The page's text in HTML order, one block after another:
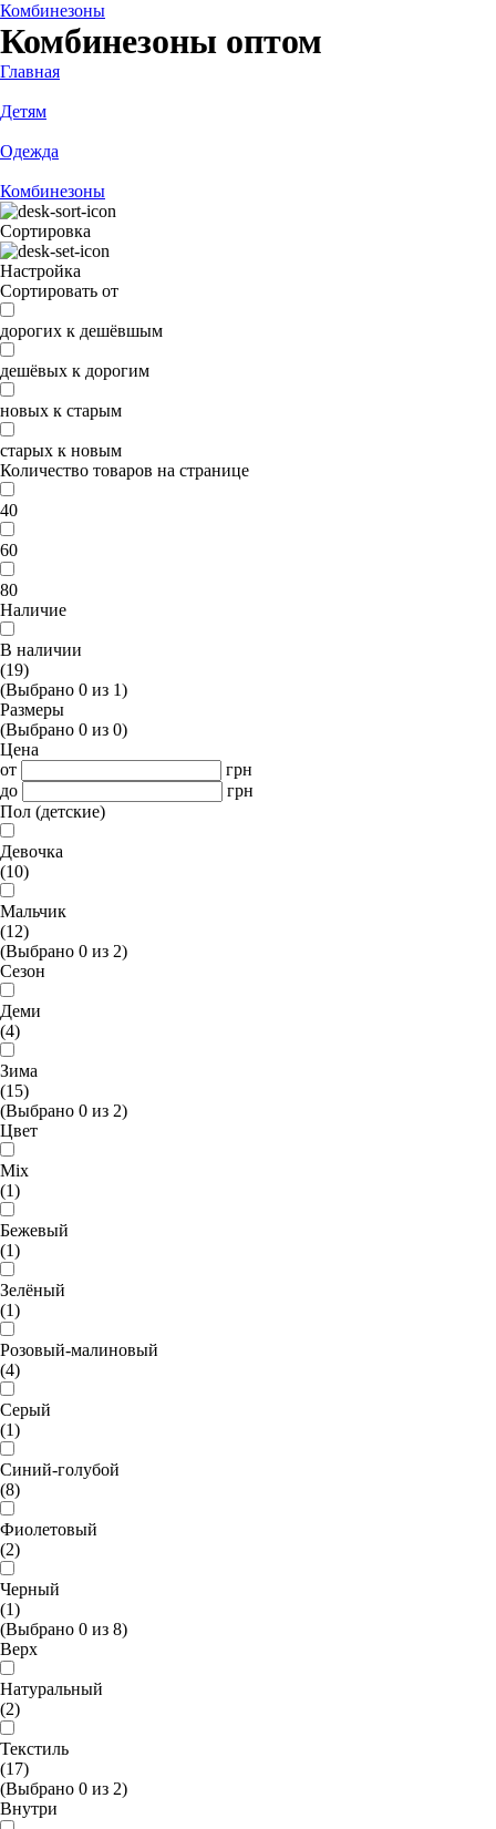
Комбинезоны
Комбинезоны оптом
Главная
Детям
Одежда
Комбинезоны
Сортировка
Настройка
Сортировать от
дорогих к дешёвшым
дешёвых к дорогим
новых к старым
старых к новым
Количество товаров на странице
40
60
80
Наличие
В наличии
(19)
(Выбрано 0 из 1)
Размеры
(Выбрано 0 из 0)
Цена
от
грн
до
грн
Пол (детские)
Девочка
(10)
Мальчик
(12)
(Выбрано 0 из 2)
Сезон
Деми
(4)
Зима
(15)
(Выбрано 0 из 2)
Цвет
Mix
(1)
Бежевый
(1)
Зелёный
(1)
Розовый-малиновый
(4)
Серый
(1)
Синий-голубой
(8)
Фиолетовый
(2)
Черный
(1)
(Выбрано 0 из 8)
Верх
Натуральный
(2)
Текстиль
(17)
(Выбрано 0 из 2)
Внутри